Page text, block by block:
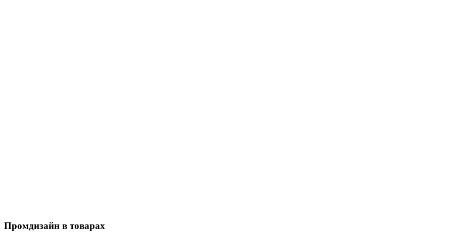
Промдизайн в товарах